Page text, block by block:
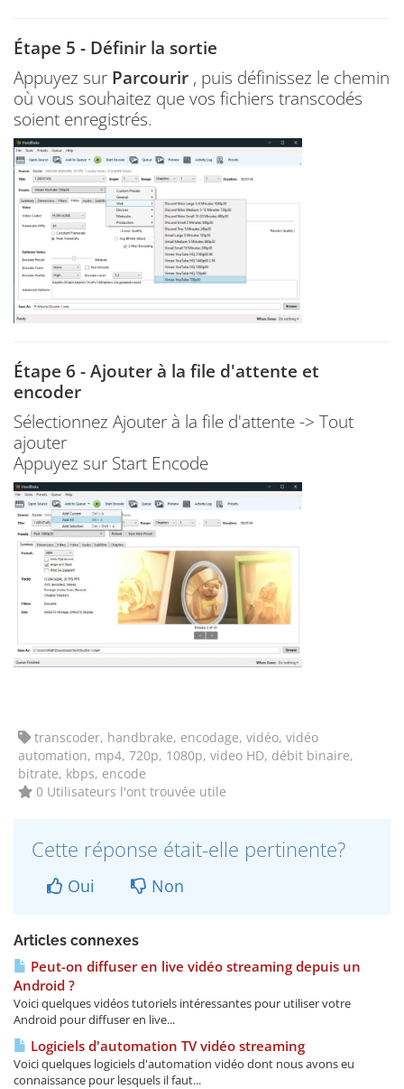
Étape 5 - Définir la sortie
Appuyez sur Parcourir , puis définissez le chemin
où vous souhaitez que vos fichiers transcodés
soient enregistrés.
Étape 6 - Ajouter à la file d'attente et
encoder
Sélectionnez Ajouter à la file d'attente -> Tout
ajouter
Appuyez sur Start Encode
transcoder, handbrake, encodage, vidéo, vidéo
automation, mp4, 720p, 1080p, video HD, débit binaire,
bitrate, kbps, encode
0 Utilisateurs l'ont trouvée utile
Cette réponse était-elle pertinente?
Oui Non
Articles connexes
Peut-on diffuser en live vidéo streaming depuis un
Android ?
Voici quelques vidéos tutoriels intéressantes pour utiliser votre
Android pour diffuser en live...
Logiciels d'automation TV vidéo streaming
Voici quelques logiciels d'automation vidéo dont nous avons eu
connaissance pour lesquels il faut...